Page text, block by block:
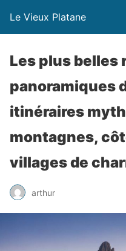
Le Vieux Platane
Les plus belles
panoramiques
itinéraires
montagnes,
villages de
arthur